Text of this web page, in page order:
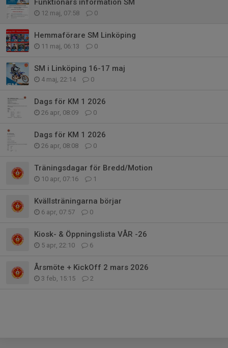
Funktionärs information SM
12 maj, 07:58 0
Hemmaförare SM Linköping
11 maj, 06:13 0
SM i Linköping 16-17 maj
4 maj, 22:14 0
Dags för KM 1 2026
26 apr, 08:09 0
Dags för KM 1 2026
26 apr, 08:08 0
Träningsdagar för Bredd/Motion
10 apr, 07:16 1
Kvällsträningarna börjar
6 apr, 07:57 0
Kiosk- & Öppningslista VÅR -26
5 apr, 22:10 6
Årsmöte + KickOff 2 mars 2026
3 feb, 15:15 2